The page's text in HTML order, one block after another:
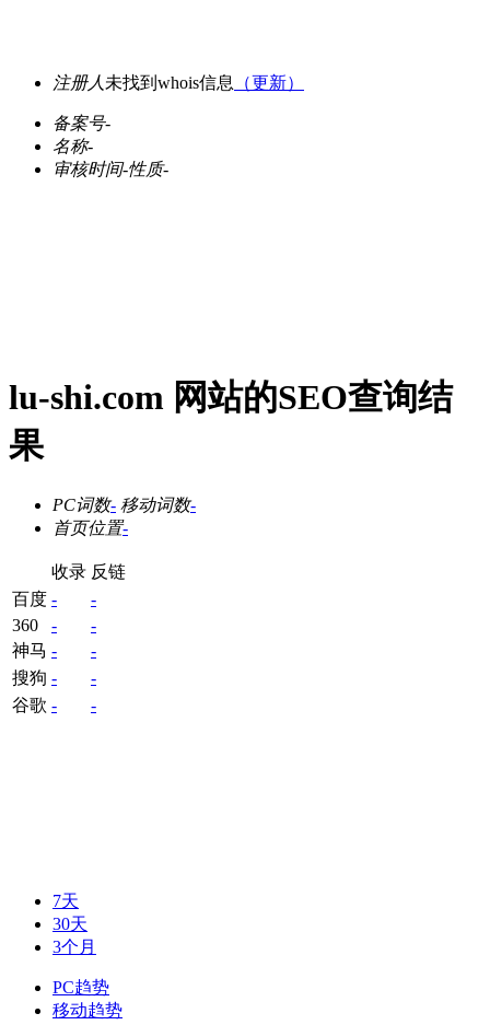
注册人 未找到whois信息 （更新）
备案号-
名称-
审核时间-性质-
lu-shi.com 网站的SEO查询结
果
PC词数- 移动词数-
首页位置-
收录 反链
百度 -
-
360
-
-
神马 -
-
搜狗 -
-
谷歌 - -
7天
30天
3个月
PC趋势
移动趋势